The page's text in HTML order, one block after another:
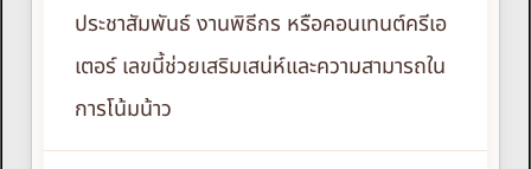
ประชาสัมพันธ์ งานพิธีกร หรือคอนเทนต์ครีเอ
เตอร์ เลขนี้ช่วยเสริมเสน่ห์และความสามารถใน
การโน้มน้าว